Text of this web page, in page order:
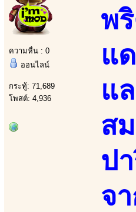
ความหื่น : 0
ออนไลน์
กระทู้: 71,689
โพสต์: 4,936
พ
แ
แ
ส
ป
จ